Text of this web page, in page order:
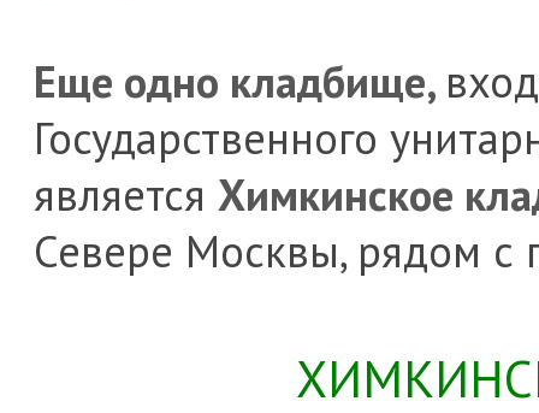
Еще одно кладбище,
Государственного
является Химкинское
Севере Москвы, рядом с